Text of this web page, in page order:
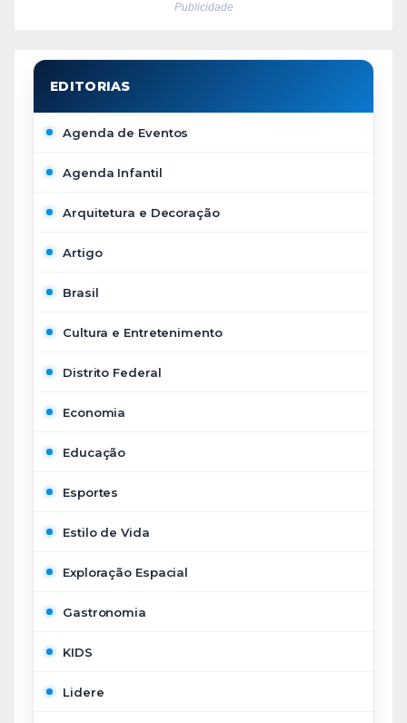
Publicidade
Agenda de Eventos
Agenda Infantil
Arquitetura e Decoração
Artigo
Brasil
Cultura e Entretenimento
Distrito Federal
Economia
Educação
Esportes
Estilo de Vida
Exploração Espacial
Gastronomia
KIDS
Lidere